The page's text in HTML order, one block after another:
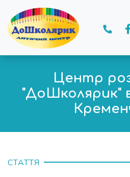
Центр
"ДоШколярик"
СТАТТЯ